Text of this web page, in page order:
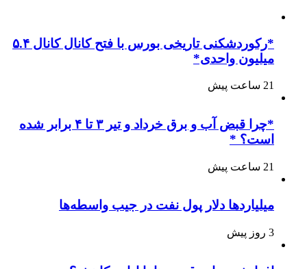
*رکوردشکنی تاریخی بورس با فتح کانال کانال ۵.۴
میلیون واحدی*
21 ساعت پیش
*چرا قبض آب و برق خرداد و تیر ۳ تا ۴ برابر شده
است؟ *
21 ساعت پیش
میلیاردها دلار پول نفت در جیب واسطه‌ها
3 روز پیش